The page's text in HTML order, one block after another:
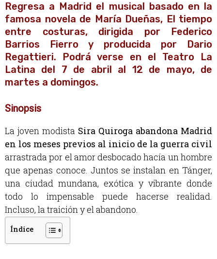
Regresa a Madrid el musical basado en la
famosa novela de María Dueñas, El tiempo
entre costuras, dirigida por Federico
Barrios Fierro y producida por Dario
Regattieri. Podrá verse en el Teatro La
Latina del 7 de abril al 12 de mayo, de
martes a domingos.
Sinopsis
La joven modista Sira Quiroga abandona Madrid
en los meses previos al inicio de la guerra civil
arrastrada por el amor desbocado hacía un hombre
que apenas conoce. Juntos se instalan en Tánger,
una ciudad mundana, exótica y vibrante donde
todo lo impensable puede hacerse realidad.
Incluso, la traición y el abandono.
Índice